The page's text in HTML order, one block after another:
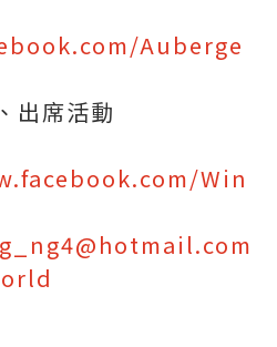
Auberge
出席活動
Win